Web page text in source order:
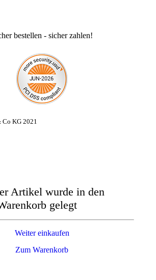
bestellen - sicher zahlen!
Co KG 2021
Artikel wurde in den
gelegt
Zum Warenkorb
Weiter einkaufen